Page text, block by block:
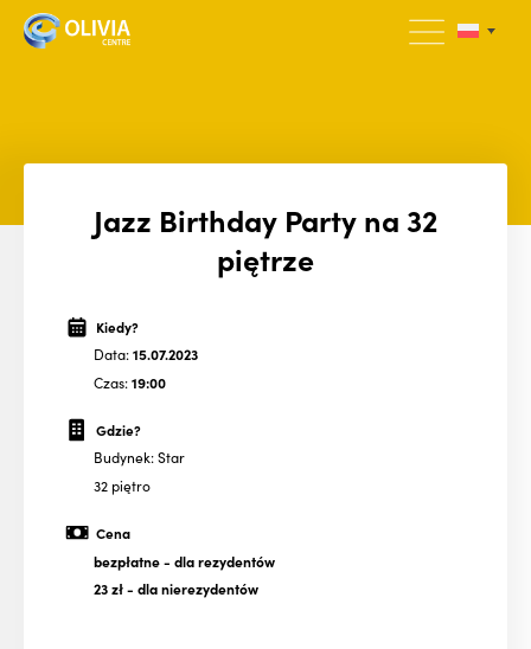
Jazz Birthday Party na 32
piętrze
Kiedy?
Data:15.07.2023
Czas:19:00
Gdzie?
Budynek: Star
32 piętro
Cena
bezpłatne- dla rezydentów
23 zł- dla nierezydentów